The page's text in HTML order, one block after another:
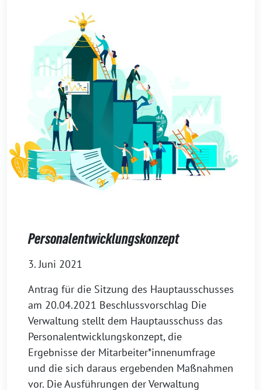
Personalentwicklungs­konzept
3. Juni 2021
Antrag für die Sitzung des Hauptausschusses
am 20.04.2021 Beschlussvorschlag Die
Verwaltung stellt dem Hauptausschuss das
Personalentwicklungskonzept, die
Ergebnisse der Mitarbeiter*innenumfrage
und die sich daraus ergebenden Maßnahmen
vor. Die Ausführungen der Verwaltung